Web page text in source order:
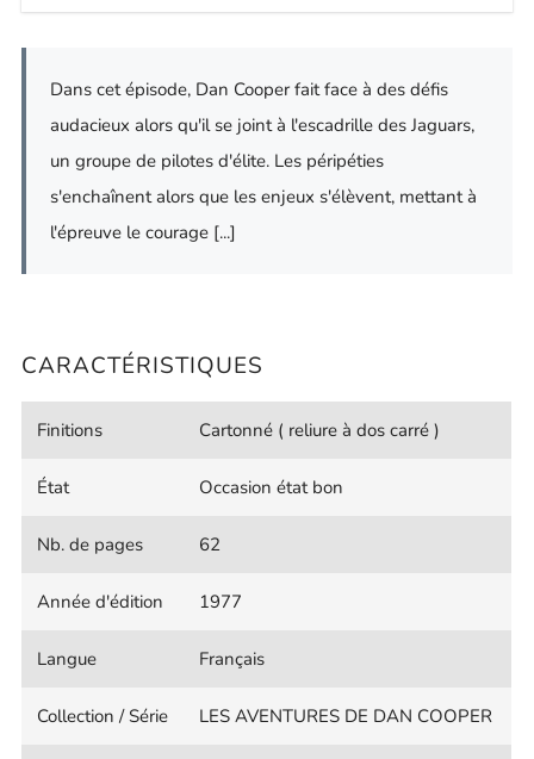
Dans cet épisode, Dan Cooper fait face à des défis
audacieux alors qu'il se joint à l'escadrille des Jaguars,
un groupe de pilotes d'élite. Les péripéties
s'enchaînent alors que les enjeux s'élèvent, mettant à
l'épreuve le courage [...]
CARACTÉRISTIQUES
Finitions Cartonné ( reliure à dos carré )
État Occasion état bon
Nb. de pages 62
Année d'édition 1977
Langue Français
Collection / Série LES AVENTURES DE DAN COOPER